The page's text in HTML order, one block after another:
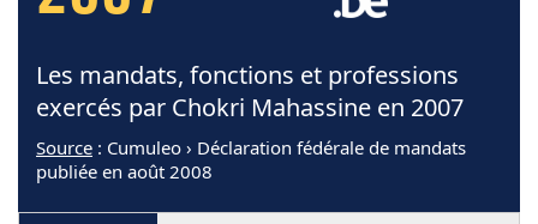
Les mandats, fonctions et professions
exercés par Chokri Mahassine en 2007
Source : Cumuleo › Déclaration fédérale de mandats
publiée en août 2008